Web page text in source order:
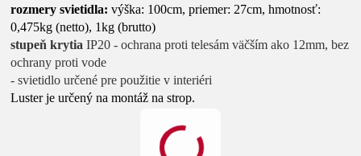
rozmery svietidla: výška: 100cm, priemer: 27cm, hmotnosť:
0,475kg (netto), 1kg (brutto)
stupeň krytia IP20 - ochrana proti telesám väčším ako 12mm, bez
ochrany proti vode
- svietidlo určené pre použitie v interiéri
Luster je určený na montáž na strop.